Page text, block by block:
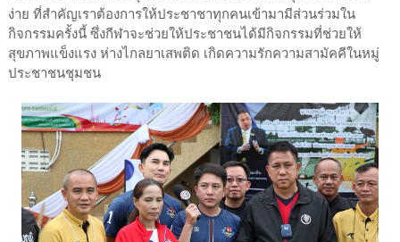
ง่าย ที่สำคัญเราต้องการให้ประชาชาทุกคนเข้ามามีส่วนร่วมใน
กิจกรรมครั้งนี้ ซึ่งกีฬาจะช่วยให้ประชาชนได้มีกิจกรรมที่ช่วยให้
สุขภาพแข็งแรง ห่างไกลยาเสพติด เกิดความรักความสามัคคีในหมู่
ประชาชนชุมชน